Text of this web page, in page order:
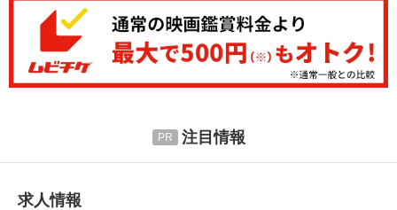
注目情報
求人情報